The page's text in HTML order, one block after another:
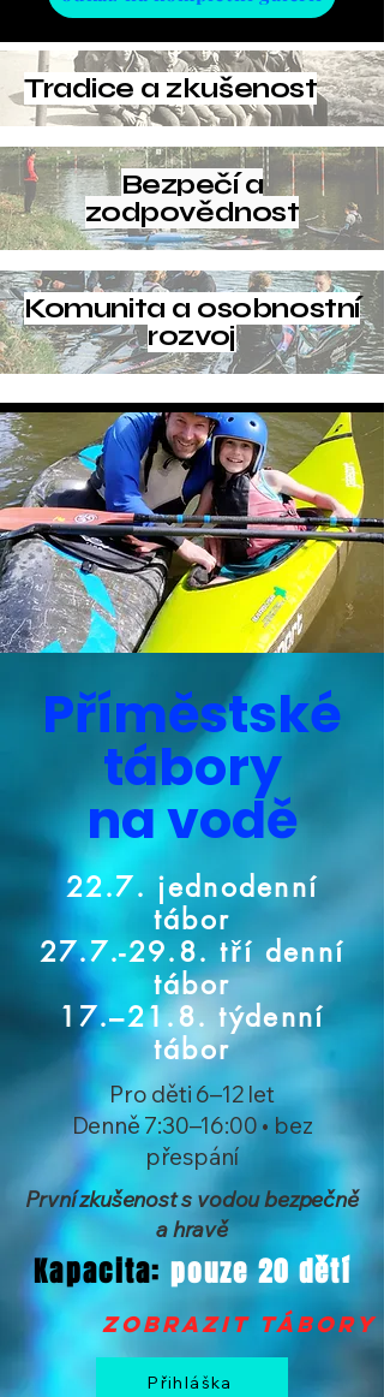
Tradice a zkušenost
Bezpečí a
zodpovědnost
Komunita a osobnostní
rozvoj
Příměstské
tábory
na vodě
22.7. jednodenní
tábor
27.7.-29.8. tří denní
tábor
17.–21.8. týdenní
tábor
Pro děti 6–12 let
Denně 7:30–16:00 • bez
přespání
První zkušenost s vodou bezpečně
a hravě
Kapacita:pouze 20 dětí
zobrazit tábory
Přihláška